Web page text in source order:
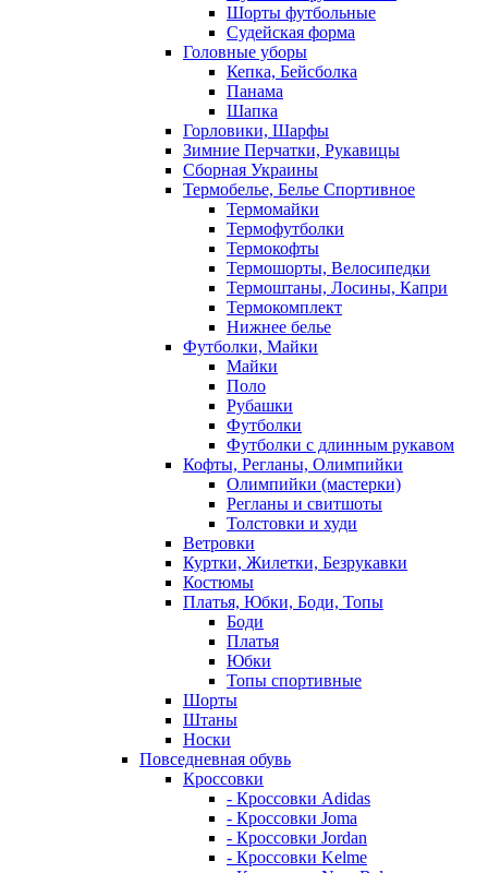
Шорты футбольные
Судейская форма
Головные уборы
Кепка, Бейсболка
Панама
Шапка
Горловики, Шарфы
Зимние Перчатки, Рукавицы
Сборная Украины
Термобелье, Белье Спортивное
Термомайки
Термофутболки
Термокофты
Термошорты, Велосипедки
Термоштаны, Лосины, Капри
Термокомплект
Нижнее белье
Футболки, Майки
Майки
Поло
Рубашки
Футболки
Футболки с длинным рукавом
Кофты, Регланы, Олимпийки
Олимпийки (мастерки)
Регланы и свитшоты
Толстовки и худи
Ветровки
Куртки, Жилетки, Безрукавки
Костюмы
Платья, Юбки, Боди, Топы
Боди
Платья
Юбки
Топы спортивные
Шорты
Штаны
Носки
Повседневная обувь
Кроссовки
- Кроссовки Adidas
- Кроссовки Joma
- Кроссовки Jordan
- Кроссовки Kelme